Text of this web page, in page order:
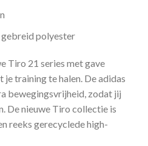
polyester
Tiro 21 series met gave
training te halen. De adidas
bewegingsvrijheid, zodat jij
De nieuwe Tiro collectie is
reeks gerecyclede high-